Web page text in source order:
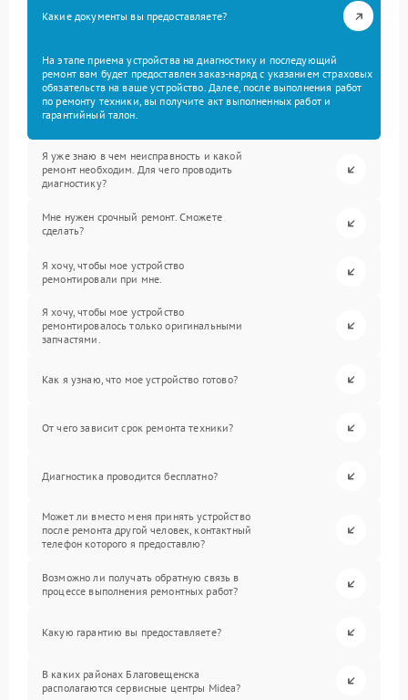
Какие документы вы предоставляете?
На этапе приема устройства на диагностику и последующий
ремонт вам будет предоставлен заказ-наряд с указанием страховых
обязательств на ваше устройство. Далее, после выполнения работ
по ремонту техники, вы получите акт выполненных работ и
гарантийный талон.
Я уже знаю в чем неисправность и какой
ремонт необходим. Для чего проводить
диагностику?
Мне нужен срочный ремонт. Сможете
сделать?
Я хочу, чтобы мое устройство
ремонтировали при мне.
Я хочу, чтобы мое устройство
ремонтировалось только оригинальными
запчастями.
Как я узнаю, что мое устройство готово?
От чего зависит срок ремонта техники?
Диагностика проводится бесплатно?
Может ли вместо меня принять устройство
после ремонта другой человек, контактный
телефон которого я предоставлю?
Возможно ли получать обратную связь в
процессе выполнения ремонтных работ?
Какую гарантию вы предоставляете?
В каких районах Благовещенска
располагаются сервисные центры Midea?